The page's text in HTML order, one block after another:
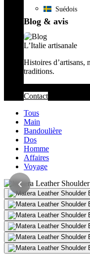
Suédois
Blog & avis
L’Italie artisanale
Histoires d’artisans,
traditions.
Contact
Tous
Main
Bandoulière
Dos
Homme
Affaires
Voyage
‹